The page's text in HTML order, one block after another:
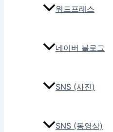
워드프레스
네이버 블로그
SNS (사진)
SNS (동영상)